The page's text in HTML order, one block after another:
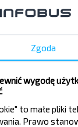
Zgoda
wygodę
to małe pliki
Prawo